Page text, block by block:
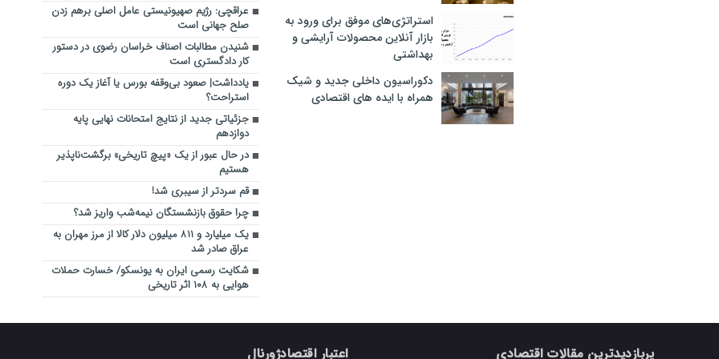
استراتژی‌های موفق برای ورود به
بازار آنلاین محصولات آرایشی و
بهداشتی
دکوراسیون داخلی جدید و شیک
همراه با ایده های اقتصادی
عراقچی: رژیم صهیونیستی عامل اصلی برهم زدن
صلح جهانی است
شنیدن مطالبات اصناف خراسان رضوی در دستور
کار دادگستری است
یادداشت| صعود بی‌وقفه بورس یا آغاز یک دوره
استراحت؟
جزئیاتی جدید از نتایج امتحانات نهایی پایه
دوازدهم
در حال عبور از یک «پیچ تاریخی» برگشت‌ناپذیر
هستیم
قم سردتر از سیبری شد!
چرا حقوق بازنشستگان نیمه‌شب واریز شد؟
یک میلیارد و ۸۱۱ میلیون دلار کالا از مرز مهران به
عراق صادر شد
شکایت رسمی ایران به یونسکو/ خسارت حملات
هوایی به ۱۰۸ اثر تاریخی
پربازدیدترین مقالات اقتصادی اعتبار اقتصادژورنال